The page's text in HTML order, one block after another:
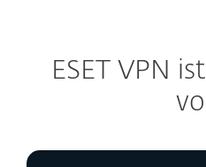
ESET VPN